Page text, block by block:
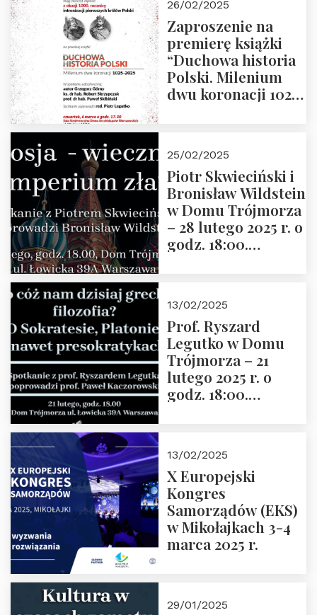
26/02/2025
Zaproszenie na
premierę książki
“Duchowa historia
Polski. Milenium
dwu koronacji 1025-
2025 r. godz. 17:30,
DAW ul. Miodowa
17/19
25/02/2025
Piotr Skwieciński i
Bronisław Wildstein
w Domu Trójmorza
– 28 lutego 2025 r. o
godz. 18:00.
13/02/2025
Prof. Ryszard
Legutko w Domu
Trójmorza – 21
lutego 2025 r. o
godz. 18:00.
Zapraszamy
13/02/2025
X Europejski
Kongres
Samorządów (EKS)
w Mikołajkach 3-4
marca 2025 r.
29/01/2025